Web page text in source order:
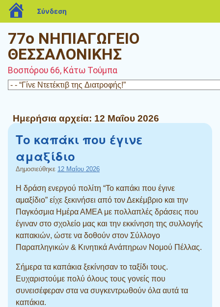
77ο ΝΗΠΙΑΓΩΓΕΙΟ
ΘΕΣΣΑΛΟΝΙΚΗΣ
Βοσπόρου 66, Κάτω Τούμπα
Ημερήσια αρχεία: 12 Μαΐου 2026
Το καπάκι που έγινε
αμαξίδιο
Δημοσιεύθηκε 12 Μαΐου 2026
Η δράση ενεργού πολίτη “Το καπάκι που έγινε
αμαξίδιο” είχε ξεκινήσει από τον Δεκέμβριο και την
Παγκόσμια Ημέρα ΑΜΕΑ με πολλαπλές δράσεις που
έγιναν στο σχολείο μας και την εκκίνηση της συλλογής
καπακιών, ώστε να δοθούν στον Σύλλογο
Παραπληγικών & Κινητικά Ανάπηρων Νομού Πέλλας.
Σήμερα τα καπάκια ξεκίνησαν το ταξίδι τους.
Ευχαριστούμε πολύ όλους τους γονείς που
συνεισέφεραν στα να συγκεντρωθούν όλα αυτά τα
καπάκια.
blogs.sch.gr
Σύνδεση